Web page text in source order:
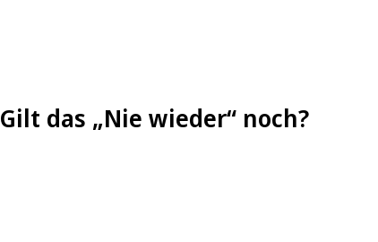
Gilt das „Nie wieder“ noch?